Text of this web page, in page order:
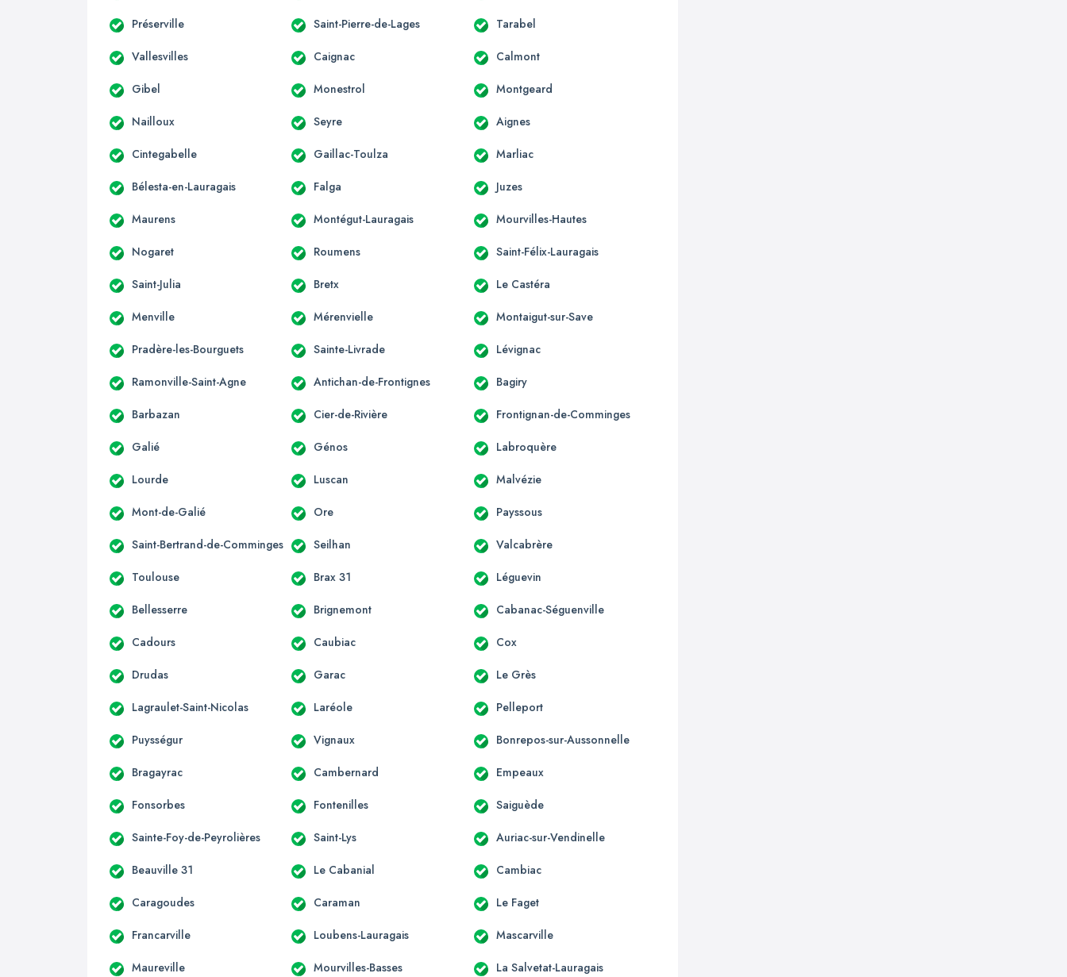
Préserville Saint-Pierre-de-Lages Tarabel
Vallesvilles Caignac Calmont
Gibel Monestrol Montgeard
Nailloux Seyre Aignes
Cintegabelle Gaillac-Toulza Marliac
Bélesta-en-Lauragais Falga Juzes
Maurens Montégut-Lauragais Mourvilles-Hautes
Nogaret Roumens Saint-Félix-Lauragais
Saint-Julia Bretx Le Castéra
Menville Mérenvielle Montaigut-sur-Save
Pradère-les-Bourguets Sainte-Livrade Lévignac
Ramonville-Saint-Agne Antichan-de-Frontignes Bagiry
Barbazan Cier-de-Rivière Frontignan-de-Comminges
Galié Génos Labroquère
Lourde Luscan Malvézie
Mont-de-Galié Ore Payssous
Saint-Bertrand-de-Comminges Seilhan Valcabrère
Toulouse Brax 31 Léguevin
Bellesserre Brignemont Cabanac-Séguenville
Cadours Caubiac Cox
Drudas Garac Le Grès
Lagraulet-Saint-Nicolas Laréole Pelleport
Puysségur Vignaux Bonrepos-sur-Aussonnelle
Bragayrac Cambernard Empeaux
Fonsorbes Fontenilles Saiguède
Sainte-Foy-de-Peyrolières Saint-Lys Auriac-sur-Vendinelle
Beauville 31 Le Cabanial Cambiac
Caragoudes Caraman Le Faget
Francarville Loubens-Lauragais Mascarville
Maureville Mourvilles-Basses La Salvetat-Lauragais